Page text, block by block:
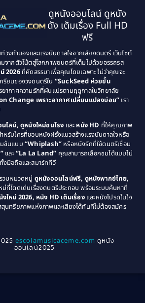
(134)
หนังคลาสสิก(21)
หนังคลาสสิก(25)
Comedy ตลก(46)
Comedy ตลก(515)
of Age ก้าวพ้นวัย(1)
Coming-of-Age(3)
Community(1)
Crime อาชญากรรม(78)
Cult Film(4)
1994
1992
1988
1986
1984
1982
1978
1975
1970
1968
1963
ดูหนังออนไลน์ ดูหนัง
ดัง เต็มเรื่อง Full HD
ฟรี
งทำนองและแรงบันดาลใจจากเสียงดนตรี เว็บไซต์
จากตัวโน้ตสู่โลกภาพยนตร์ที่เต็มไปด้วยอรรถรส
2026ที่คัดสรรมาเพื่อคุณโดยเฉพาะ ไม่ว่าคุณจะ
รียนของวงดนตรีใน “SuckSeed ห่วยขั้น
ากาศความรักที่ผันแปรตามฤดูกาลในวิทยาลัย
Change เพราะอากาศเปลี่ยนแปลงบ่อย” เรา
ไลน์, ดูหนังใหม่ชนโรง และ หนัง HD ที่ให้คุณภาพ
หรับใครที่ชอบหนังฝรั่งแนวสร้างแรงบันดาลใจหรือ
ข้นแบบ “Whiplash” หรือหนังรักที่ใช้ดนตรีเชื่อม
และ“La La Land” คุณสามารถเลือกชมได้แบบไม่
มือถือและสมาร์ททีวี
วมหมวดหมู่ ดูหนังออนไลน์ฟรี, ดูหนังพากย์ไทย,
ม่ที่โดดเด่นเรื่องดนตรีประกอบ พร้อมระบบค้นหาที่
ใหม่ 2026, หนัง HD เต็มเรื่องและหนังโปรดในใจ
นทรียภาพแห่งภาพและเสียงได้ทันทีไม่ต้องสมัคร
escolamusicaceme.com ดูหนัง
ออนไลน์2025